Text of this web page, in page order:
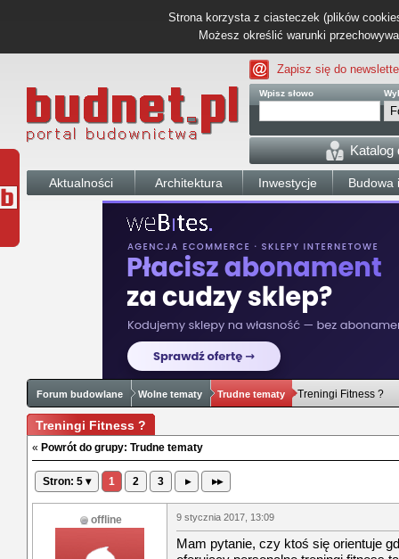
Strona korzysta z ciasteczek (plików
Możesz określić warunki
Zapisz się do
Wpisz słowo
Katalog
Aktualności Architektura Inwestycje Budowa
Forum budowlane Wolne tematy Trudne tematy Treningi Fitness ?
Treningi Fitness ?
« Powrót do grupy: Trudne tematy
Stron: 5 ▾ 1 2 3 ▸ ▸▸
offline 9 stycznia 2017, 13:09
Mam pytanie, czy ktoś się orientuje